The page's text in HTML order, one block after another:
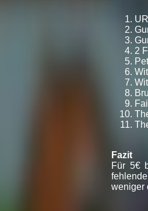
2
Fazit
Für 5€
weniger